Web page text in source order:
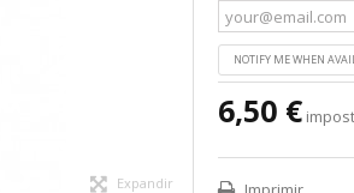
Expandir
NOTIFY ME WHEN
6,50 €